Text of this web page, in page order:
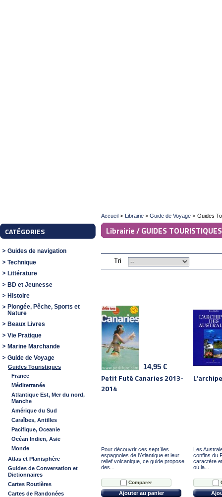
CATÉGORIES
Guides de navigation
Technique
Littérature
BD et Jeunesse
Histoire
Plongée, Pêche, Sports et
Nature
Beaux Livres
Vie Pratique
Marine Marchande
Guide de Voyage
Guides Touristiques
France
Méditerranée
Atlantique Est, Mer du nord,
Manche
Amérique du Sud
Caraîbes, Antilles
Pacifique, Oceanie
Océan Indien, Asie
Monde
Atlas et Planisphère
Guides de Conversation et
Dictionnaires
Cartes Routières
Cartes de Randonées
Accueil > Librairie > Guide de Voyage > Guides
Librairie /GUIDES TOURISTIQUES
Tri
14,95 €
Petit Futé Canaries 2013-
2014
Pour découvrir ces sept îles
espagnoles de l'Atlantique et leur
relief volcanique, ce guide propose
des...
Comparer
Ajouter au panier
Les
confins du
caractère
où la...